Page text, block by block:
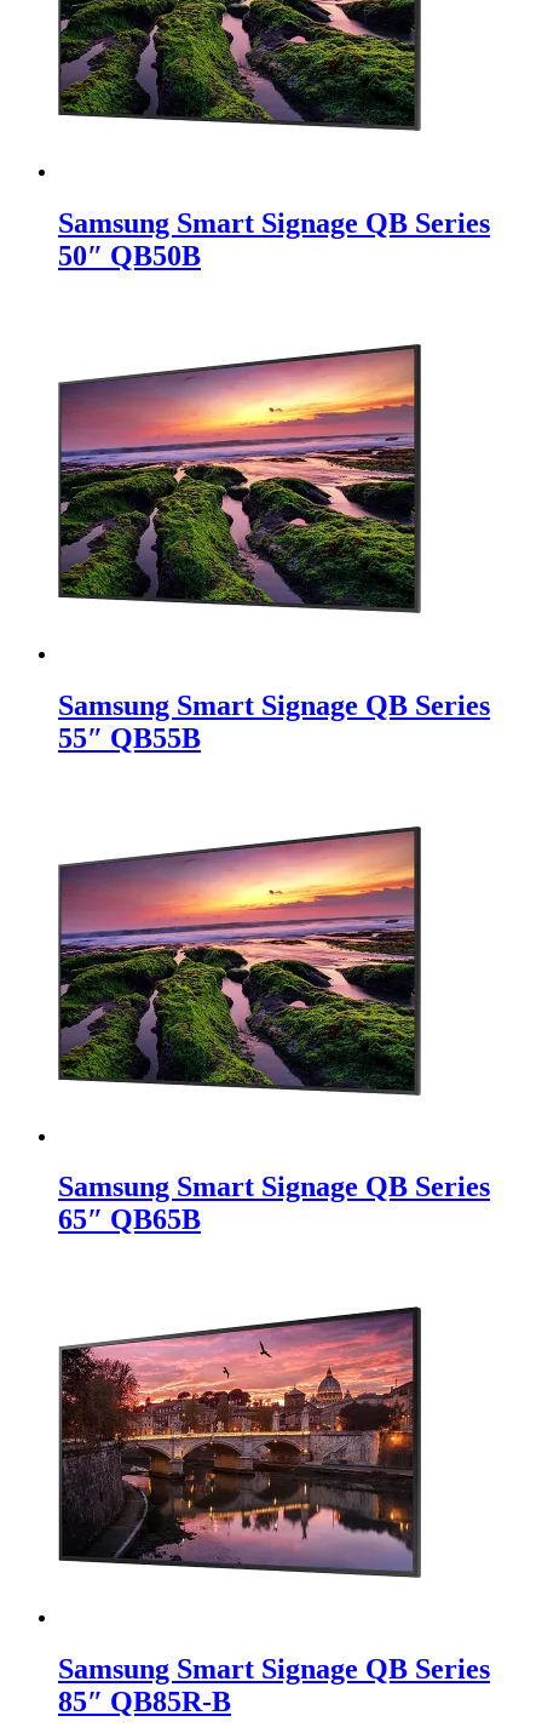
Samsung Smart Signage QB Series
50″ QB50B
Samsung Smart Signage QB Series
55″ QB55B
Samsung Smart Signage QB Series
65″ QB65B
Samsung Smart Signage QB Series
85″ QB85R-B